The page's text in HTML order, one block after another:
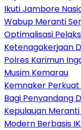
Ikuti Jambore
Wabup Meranti
Optimalisasi
Ketenagakerjaan
Polres Karimun
Musim Kemarau
Kemnaker
Bagi Penyandang
Kepulauan
Modern Berbasis